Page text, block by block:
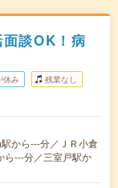
面談OK！病
休み 残業なし
から---分／ＪＲ小倉
ら---分／三室戸駅か